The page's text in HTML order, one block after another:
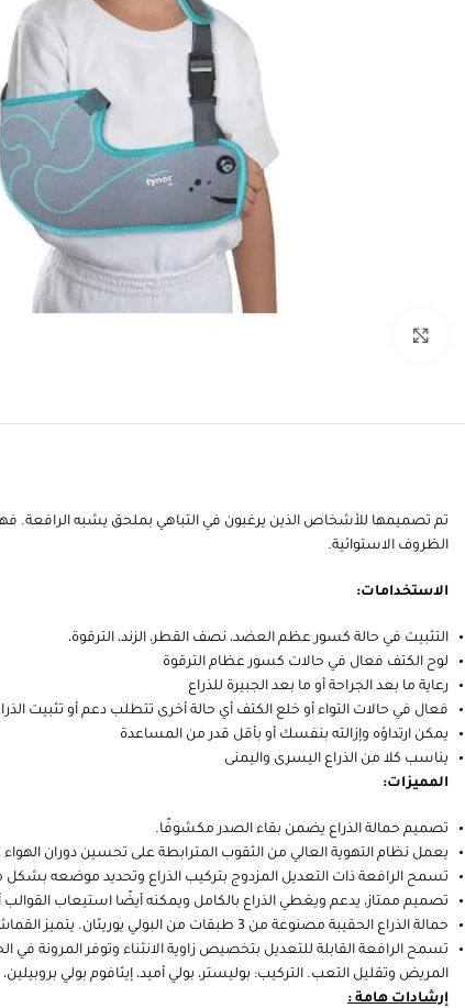
تم تصميمها للأشخاص الذين يرغبون في التباهي بملحق يشبه الرافعة. فهو
الظروف الاستوائية.
الاستخدامات:
التثبيت في حالة كسور عظم العضد، نصف القطر، الزند، الترقوة،
لوح الكتف فعال في حالات كسور عظام الترقوة
رعاية ما بعد الجراحة أو ما بعد الجبيرة للذراع
فعال في حالات التواء أو خلع الكتف أي حالة أخرى تتطلب دعم أو تثبيت
يمكن ارتداؤه وإزالته بنفسك أو بأقل قدر من المساعدة
يناسب كلا من الذراع اليسرى واليمنى
المميزات:
تصميم حمالة الذراع يضمن بقاء الصدر مكشوفًا.
يعمل نظام التهوية العالي من الثقوب المترابطة على تحسين دوران
تسمح الرافعة ذات التعديل المزدوج بتركيب الذراع وتحديد موضعه
تصميم ممتاز، يدعم ويغطي الذراع بالكامل ويمكنه أيضًا استيعاب
حمالة الذراع الحقيبة مصنوعة من 3 طبقات من البولي يوريثان. يتميز القماش المتين وغير القابل للتمزق بمظهر فخم وخالي من التجاعيد وناعم الملمس.
تسمح الرافعة القابلة للتعديل بتخصيص زاوية الانثناء وتوفر المرونة
المريض وتقليل التعب. التركيب: بوليستر، بولي أميد، إيثافوم بولي بروبيلين،
إرشادات هامة :